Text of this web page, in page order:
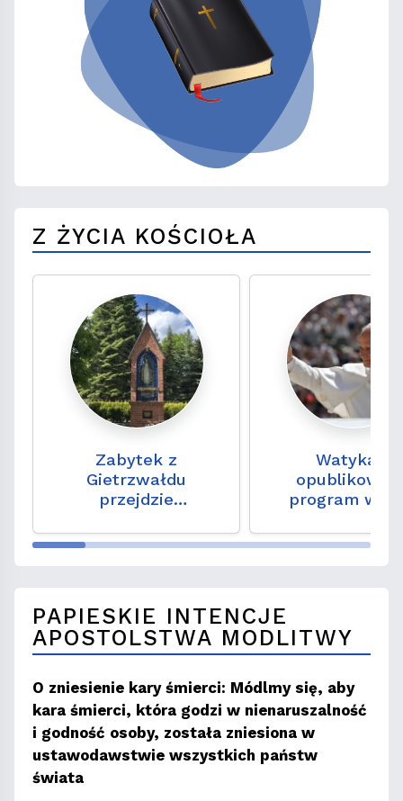
Z ŻYCIA KOŚCIOŁA
Zabytek z
Gietrzwałdu
przejdzie
niezwykły zapis
Watykan:
program
PAPIESKIE INTENCJE
APOSTOLSTWA MODLITWY
O zniesienie kary śmierci: Módlmy się, aby
kara śmierci, która godzi w nienaruszalność
i godność osoby, została zniesiona w
ustawodawstwie wszystkich państw
świata